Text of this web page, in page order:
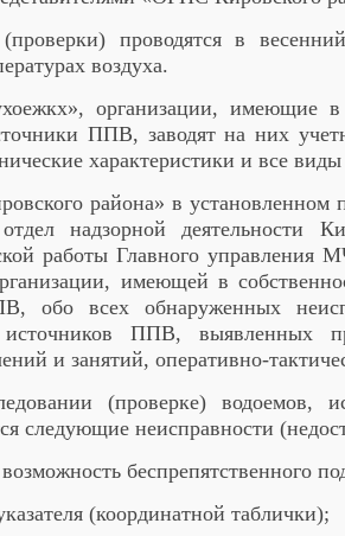
(проверки) проводятся в
воздуха.
организации, имеющие в
ППВ, заводят на них
характеристики и все
района» в установленном
надзорной деятельности
работы Главного
имеющей в
обо всех обнаруженных
источников ППВ, выявленных
и занятий, оперативно-
(проверке) водоемов,
следующие неисправности
беспрепятственного
(координатной таблички);